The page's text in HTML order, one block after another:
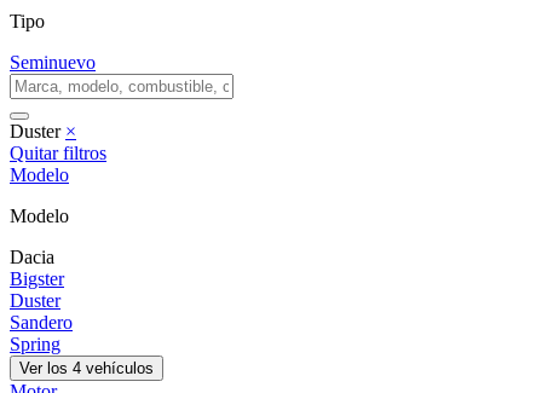
Tipo
Seminuevo
Duster ×
Quitar filtros
Modelo
Modelo
Dacia
Bigster
Duster
Sandero
Spring
Ver los 4 vehículos